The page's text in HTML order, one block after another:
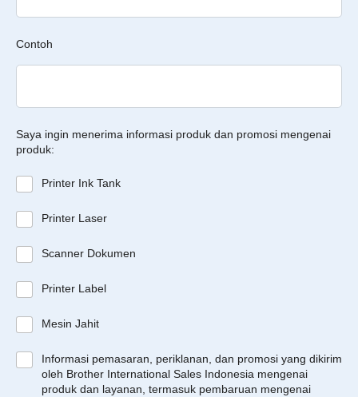
Contoh
Saya ingin menerima informasi produk dan promosi mengenai
produk:
Printer Ink Tank
Printer Laser
Scanner Dokumen
Printer Label
Mesin Jahit
Informasi pemasaran, periklanan, dan promosi yang dikirim
oleh Brother International Sales Indonesia mengenai
produk dan layanan, termasuk pembaruan mengenai